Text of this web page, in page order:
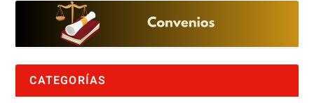
CATEGORÍAS